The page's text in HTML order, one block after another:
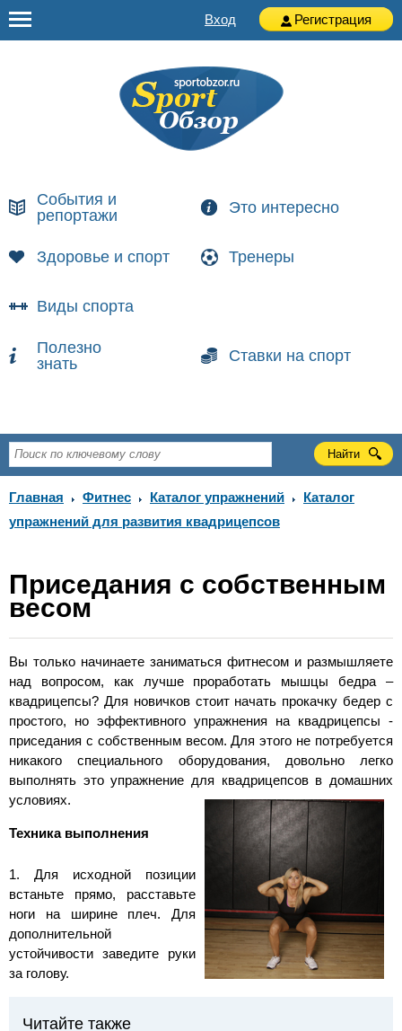
Вход Регистрация
События и
репортажи
Это интересно
Здоровье и спорт Тренеры
Виды спорта
Полезно
знать
Ставки на спорт
Главная Фитнес Каталог упражнений
Каталог
упражнений для развития квадрицепсов
Приседания с собственным
весом
Вы только начинаете заниматься фитнесом и размышляете
над вопросом, как лучше проработать мышцы бедра –
квадрицепсы? Для новичков стоит начать прокачку бедер с
простого, но эффективного упражнения на квадрицепсы -
приседания с собственным весом. Для этого не потребуется
никакого специального оборудования, довольно легко
выполнять это упражнение для квадрицепсов в домашних
условиях.
Техника выполнения
1. Для исходной позиции
встаньте прямо, расставьте
ноги на ширине плеч. Для
дополнительной
устойчивости заведите руки
за голову.
Читайте также